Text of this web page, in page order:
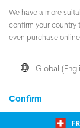
We have a more
confirm your
even purchase online.
Global
Confirm
FR